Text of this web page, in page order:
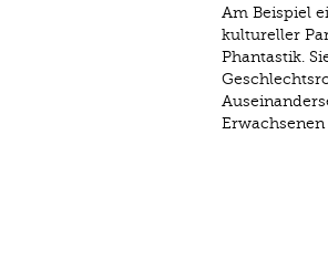
Am Beispiel
kultureller
Phantastik.